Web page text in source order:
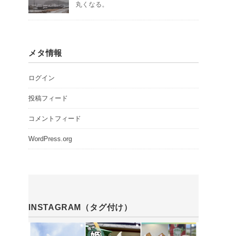
丸くなる。
メタ情報
ログイン
投稿フィード
コメントフィード
WordPress.org
INSTAGRAM（タグ付け）